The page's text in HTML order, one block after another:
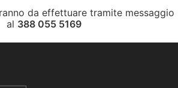
da effettuare tramite messaggio
al 388 055 5169